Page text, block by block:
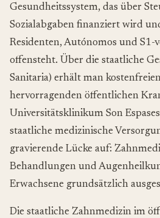
Gesundheitssystem, das über
Sozialabgaben finanziert wird
Residenten, Autónomos und S1-
offensteht. Über die staatliche
Sanitaria) erhält man
hervorragenden öffentlichen
Universitätsklinikum Son
staatliche medizinische
gravierende Lücke auf:
Behandlungen und
Erwachsene grundsätzlich
Die staatliche Zahnmedizin im